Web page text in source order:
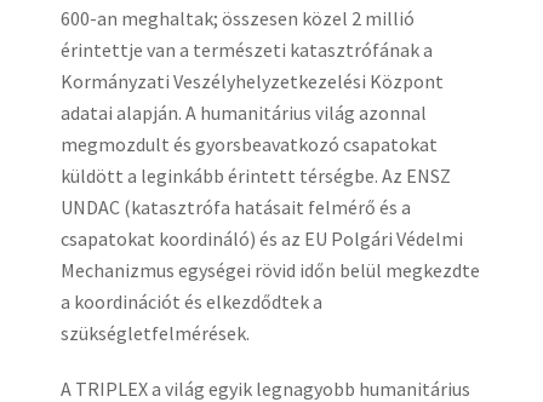
600-an meghaltak; összesen közel 2 millió
érintettje van a természeti katasztrófának a
Kormányzati Veszélyhelyzetkezelési Központ
adatai alapján. A humanitárius világ azonnal
megmozdult és gyorsbeavatkozó csapatokat
küldött a leginkább érintett térségbe. Az ENSZ
UNDAC (katasztrófa hatásait felmérő és a
csapatokat koordináló) és az EU Polgári Védelmi
Mechanizmus egységei rövid időn belül megkezdte
a koordinációt és elkezdődtek a
szükségletfelmérések.
A TRIPLEX a világ egyik legnagyobb humanitárius